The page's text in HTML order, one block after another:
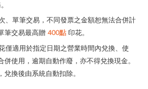
、單筆交易，不同發票之金額恕無法合併計
筆交易最高贈 400點 印花。
僅適用於指定日期之營業時間內兌換、使
併使用，逾期自動作廢，亦不得兌換現金。
換後由系統自動扣除。